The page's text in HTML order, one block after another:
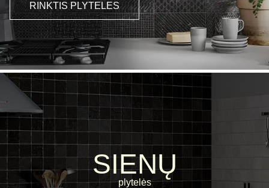
RINKTIS PLYTELES
SIENŲ
plytelės